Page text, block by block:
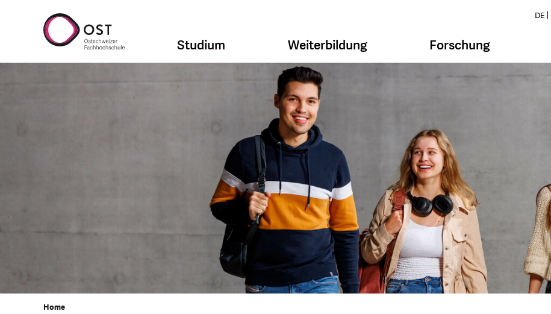
DE
Studium Weiterbildung Forschung
Home